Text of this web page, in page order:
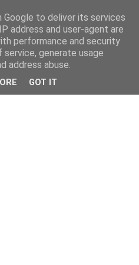
to deliver its services
address and user-agent are
performance and security
generate usage
address abuse.
GOT IT